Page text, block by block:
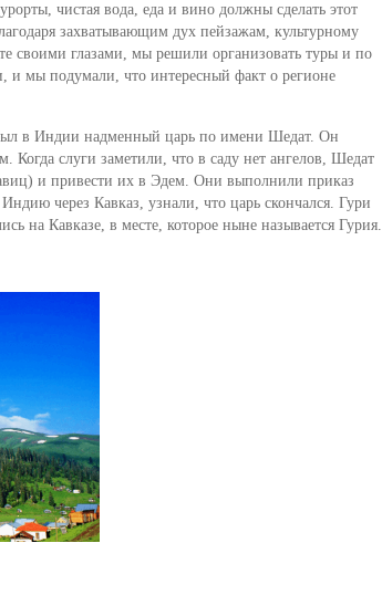
чистая вода, еда и вино должны сделать этот
захватывающим дух пейзажам, культурному
своими глазами, мы решили организовать туры и по
и мы подумали, что интересный факт о регионе
в Индии надменный царь по имени Шедат. Он
Когда слуги заметили, что в саду нет ангелов, Шедат
и привести их в Эдем. Они выполнили приказ
через Кавказ, узнали, что царь скончался. Гури
на Кавказе, в месте, которое ныне называется Гурия.